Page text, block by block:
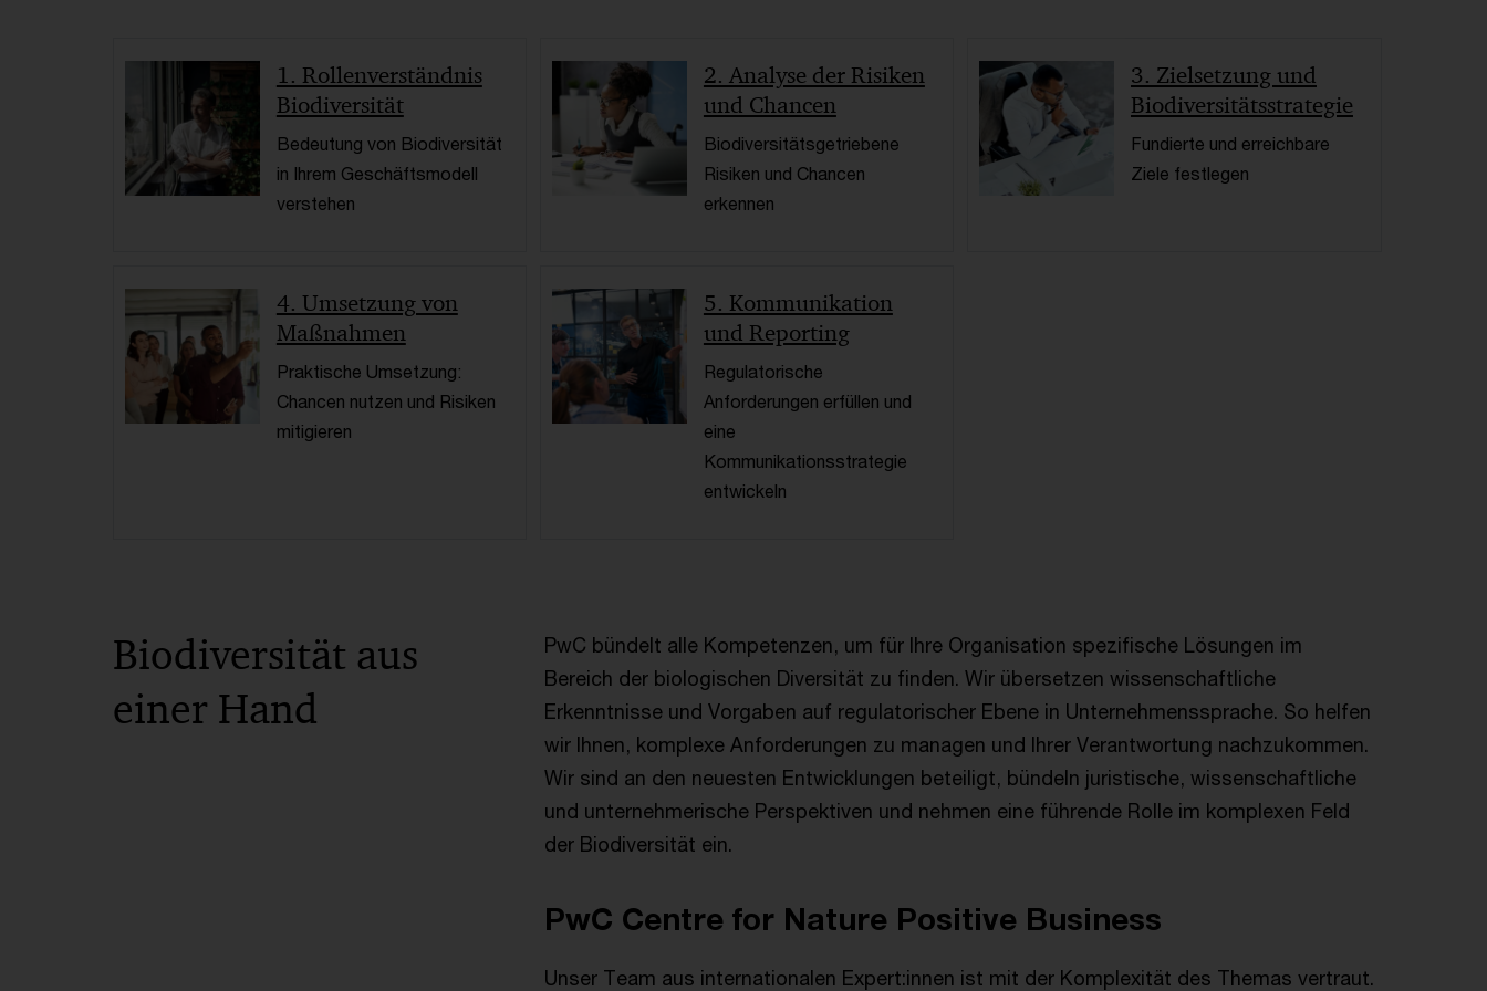
1. Rollenverständnis
Biodiversität
Bedeutung von Biodiversität
in Ihrem Geschäftsmodell
verstehen
2. Analyse der Risiken
und Chancen
Biodiversitätsgetriebene
Risiken und Chancen
erkennen
3. Zielsetzung und
Biodiversitätsstrategie
Fundierte und erreichbare
Ziele festlegen
4. Umsetzung von
Maßnahmen
Praktische Umsetzung:
Chancen nutzen und Risiken
mitigieren
5. Kommunikation
und Reporting
Regulatorische
Anforderungen erfüllen und
eine
Kommunikationsstrategie
entwickeln
Biodiversität aus
einer Hand
PwC bündelt alle Kompetenzen, um für Ihre Organisation spezifische Lösungen im
Bereich der biologischen Diversität zu finden. Wir übersetzen wissenschaftliche
Erkenntnisse und Vorgaben auf regulatorischer Ebene in Unternehmenssprache. So helfen
wir Ihnen, komplexe Anforderungen zu managen und Ihrer Verantwortung nachzukommen.
Wir sind an den neuesten Entwicklungen beteiligt, bündeln juristische, wissenschaftliche
und unternehmerische Perspektiven und nehmen eine führende Rolle im komplexen Feld
der Biodiversität ein.
PwC Centre for Nature Positive Business
Unser Team aus internationalen Expert:innen ist mit der Komplexität des Themas vertraut.